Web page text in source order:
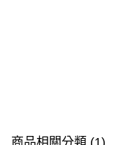
商品相關分類 (1)